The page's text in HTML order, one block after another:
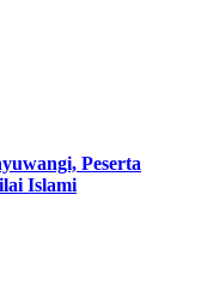
Peserta
Islami